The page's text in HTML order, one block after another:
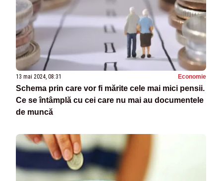
13 mai 2024, 08:31 Economie
Schema prin care vor fi mărite cele mai mici pensii.
Ce se întâmplă cu cei care nu mai au documentele
de muncă